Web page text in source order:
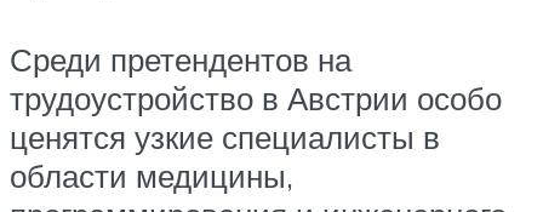
Среди претендентов на
трудоустройство в Австрии особо
ценятся узкие специалисты в
области медицины,